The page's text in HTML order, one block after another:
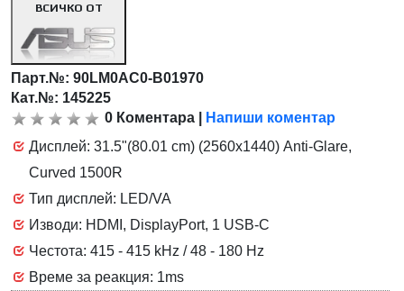
ВСИЧКО ОТ
Парт.№:90LM0AC0-B01970
Кат.№: 145225
0 Коментара
Напиши коментар
Дисплей: 31.5"(80.01 cm) (2560x1440) Anti-Glare,
Curved 1500R
Тип дисплей: LED/VA
Изводи: HDMI, DisplayPort, 1 USB-C
Честота: 415 - 415 kHz / 48 - 180 Hz
Време за реакция: 1ms